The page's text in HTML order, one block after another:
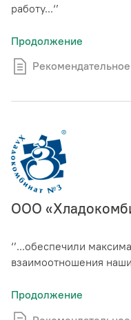
работу...‘’
Продолжение
ООО
‘’...обеспечили
взаимоотношения
Продолжение